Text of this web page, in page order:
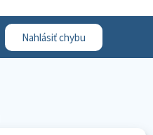
Nahlásiť chybu